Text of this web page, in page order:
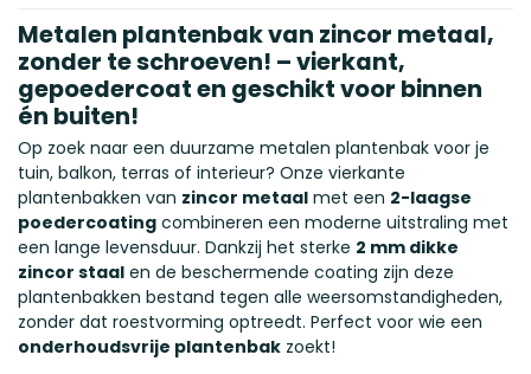
Metalen plantenbak van zincor metaal,
zonder te schroeven! – vierkant,
gepoedercoat en geschikt voor binnen
én buiten!
Op zoek naar een duurzame metalen plantenbak voor je
tuin, balkon, terras of interieur? Onze vierkante
plantenbakken van zincor metaal met een 2-laagse
poedercoating combineren een moderne uitstraling met
een lange levensduur. Dankzij het sterke 2 mm dikke
zincor staal en de beschermende coating zijn deze
plantenbakken bestand tegen alle weersomstandigheden,
zonder dat roestvorming optreedt. Perfect voor wie een
onderhoudsvrije plantenbak zoekt!